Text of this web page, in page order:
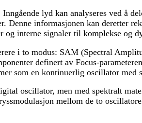
lyd kan analyseres ved å
informasjonen kan deretter
og interne signaler til komplekse og
i to modus: SAM (Spectral
definert av Focus-
som en kontinuerlig oscillator med
oscillator, men med spektralt
mellom de to